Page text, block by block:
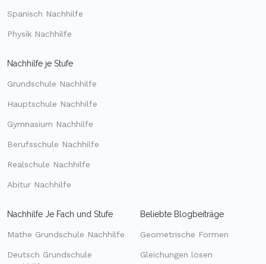
Spanisch Nachhilfe
Physik Nachhilfe
Nachhilfe je Stufe
Grundschule Nachhilfe
Hauptschule Nachhilfe
Gymnasium Nachhilfe
Berufsschule Nachhilfe
Realschule Nachhilfe
Abitur Nachhilfe
Nachhilfe Je Fach und Stufe
Mathe Grundschule Nachhilfe
Deutsch Grundschule
Beliebte Blogbeiträge
Geometrische Formen
Gleichungen lösen